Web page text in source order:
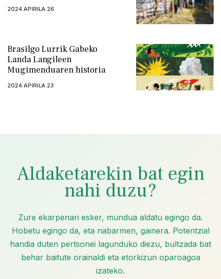
2024 APIRILA 26
Brasilgo Lurrik Gabeko
Landa Langileen
Mugimenduaren historia
2024 APIRILA 23
Aldaketarekin bat egin
nahi duzu?
Zure ekarpenari esker, mundua aldatu egingo da.
Hobetu egingo da, eta nabarmen, gainera. Potentzial
handia duten pertsonei lagunduko diezu, bultzada bat
behar baitute orainaldi eta etorkizun oparoagoa
izateko.